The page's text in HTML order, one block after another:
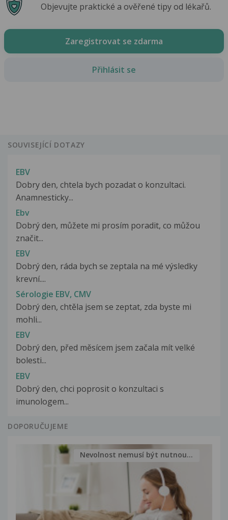
Objevujte praktické a ověřené tipy od lékařů.
Zaregistrovat se zdarma
Přihlásit se
SOUVISEJÍCÍ DOTAZY
EBV
Dobry den, chtela bych pozadat o konzultaci.
Anamnesticky...
Ebv
Dobrý den, můžete mi prosím poradit, co můžou
značit...
EBV
Dobrý den, ráda bych se zeptala na mé výsledky
krevní....
Sérologie EBV, CMV
Dobrý den, chtěla jsem se zeptat, zda byste mi
mohli...
EBV
Dobrý den, před měsícem jsem začala mít velké
bolesti...
EBV
Dobrý den, chci poprosit o konzultaci s
imunologem...
DOPORUČUJEME
Nevolnost nemusí být nutnou...